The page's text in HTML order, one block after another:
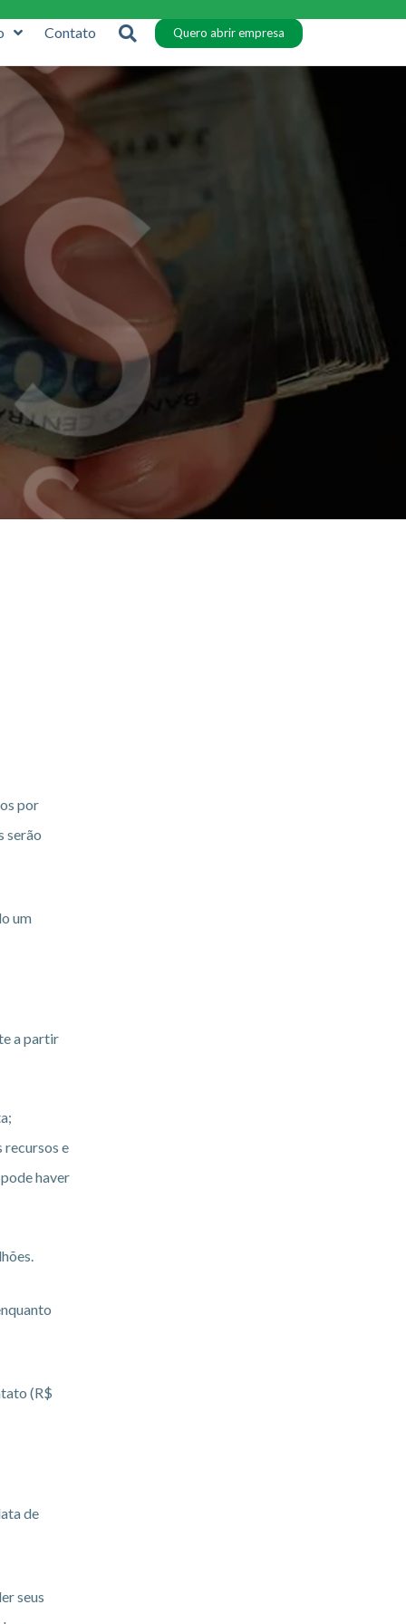
Contato Quero abrir empresa
por
serão
um
a partir
recursos e
haver
(R$
de
seus